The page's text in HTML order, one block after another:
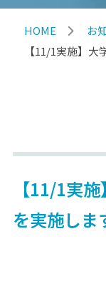
HOME
お
【11/1実施】
【11/1実
を実施しま